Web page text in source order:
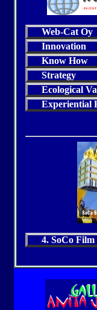
Web-Cat Oy
Innovation
Know How
Strategy
Ecological
Experiential
4. SoCo Film